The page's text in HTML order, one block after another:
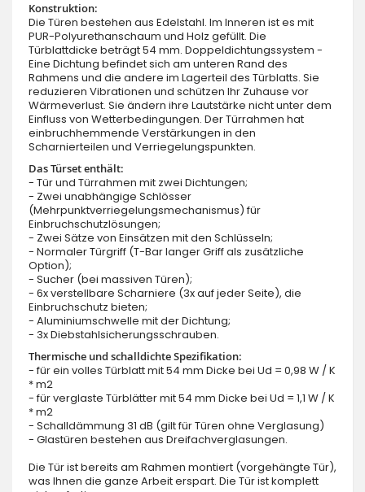
Konstruktion:
Die Türen bestehen aus Edelstahl. Im Inneren ist es mit
PUR-Polyurethanschaum und Holz gefüllt. Die
Türblattdicke beträgt 54 mm. Doppeldichtungssystem -
Eine Dichtung befindet sich am unteren Rand des
Rahmens und die andere im Lagerteil des Türblatts. Sie
reduzieren Vibrationen und schützen Ihr Zuhause vor
Wärmeverlust. Sie ändern ihre Lautstärke nicht unter dem
Einfluss von Wetterbedingungen. Der Türrahmen hat
einbruchhemmende Verstärkungen in den
Scharnierteilen und Verriegelungspunkten.
Das Türset enthält:
- Tür und Türrahmen mit zwei Dichtungen;
- Zwei unabhängige Schlösser
(Mehrpunktverriegelungsmechanismus) für
Einbruchschutzlösungen;
- Zwei Sätze von Einsätzen mit den Schlüsseln;
- Normaler Türgriff (T-Bar langer Griff als zusätzliche
Option);
- Sucher (bei massiven Türen);
- 6x verstellbare Scharniere (3x auf jeder Seite), die
Einbruchschutz bieten;
- Aluminiumschwelle mit der Dichtung;
- 3x Diebstahlsicherungsschrauben.
Thermische und schalldichte Spezifikation:
- für ein volles Türblatt mit 54 mm Dicke bei Ud = 0,98 W / K
* m2
- für verglaste Türblätter mit 54 mm Dicke bei Ud = 1,1 W / K
* m2
- Schalldämmung 31 dB (gilt für Türen ohne Verglasung)
- Glastüren bestehen aus Dreifachverglasungen.
Die Tür ist bereits am Rahmen montiert (vorgehängte Tür),
was Ihnen die ganze Arbeit erspart. Die Tür ist komplett